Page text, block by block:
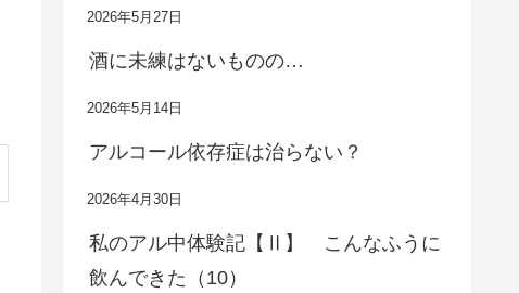
2026年5月27日
酒に未練はないものの…
2026年5月14日
アルコール依存症は治らない？
2026年4月30日
私のアル中体験記【Ⅱ】 こんなふうに
飲んできた（10）